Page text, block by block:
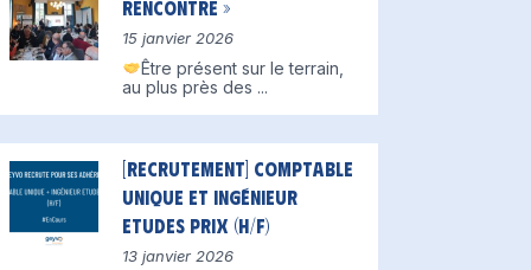
Rencontre »
15 janvier 2026
Être présent sur le terrain,
au plus près des ...
[Recrutement] Comptable
unique et Ingénieur
Etudes Prix (H/F)
13 janvier 2026